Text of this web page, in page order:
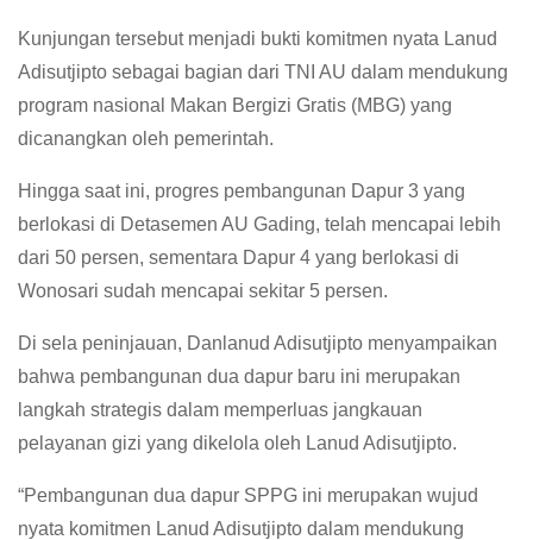
Kunjungan tersebut menjadi bukti komitmen nyata Lanud
Adisutjipto sebagai bagian dari TNI AU dalam mendukung
program nasional Makan Bergizi Gratis (MBG) yang
dicanangkan oleh pemerintah.
Hingga saat ini, progres pembangunan Dapur 3 yang
berlokasi di Detasemen AU Gading, telah mencapai lebih
dari 50 persen, sementara Dapur 4 yang berlokasi di
Wonosari sudah mencapai sekitar 5 persen.
Di sela peninjauan, Danlanud Adisutjipto menyampaikan
bahwa pembangunan dua dapur baru ini merupakan
langkah strategis dalam memperluas jangkauan
pelayanan gizi yang dikelola oleh Lanud Adisutjipto.
“Pembangunan dua dapur SPPG ini merupakan wujud
nyata komitmen Lanud Adisutjipto dalam mendukung